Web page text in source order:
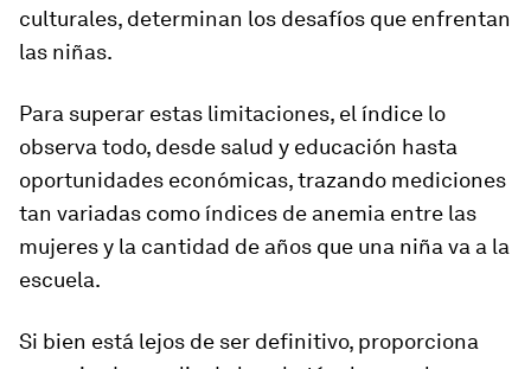
culturales, determinan los desafíos que enfrentan
las niñas.
Para superar estas limitaciones, el índice lo
observa todo, desde salud y educación hasta
oportunidades económicas, trazando mediciones
tan variadas como índices de anemia entre las
mujeres y la cantidad de años que una niña va a la
escuela.
Si bien está lejos de ser definitivo, proporciona